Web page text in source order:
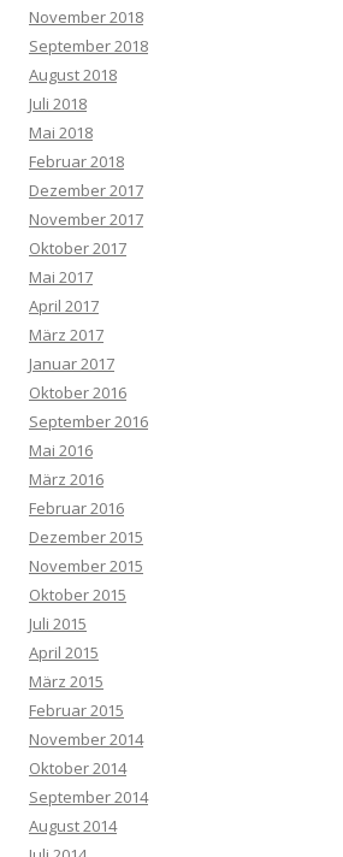
November 2018
September 2018
August 2018
Juli 2018
Mai 2018
Februar 2018
Dezember 2017
November 2017
Oktober 2017
Mai 2017
April 2017
März 2017
Januar 2017
Oktober 2016
September 2016
Mai 2016
März 2016
Februar 2016
Dezember 2015
November 2015
Oktober 2015
Juli 2015
April 2015
März 2015
Februar 2015
November 2014
Oktober 2014
September 2014
August 2014